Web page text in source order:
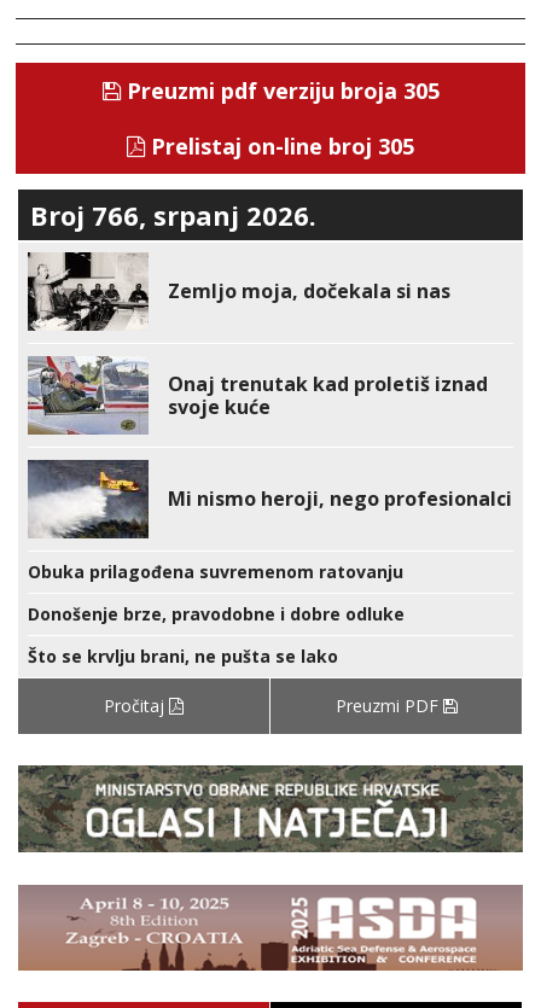
Preuzmi pdf verziju broja 305
Prelistaj on-line broj 305
Broj 766, srpanj 2026.
Zemljo moja, dočekala si nas
Onaj trenutak kad proletiš iznad
svoje kuće
Mi nismo heroji, nego profesionalci
Obuka prilagođena suvremenom ratovanju
Donošenje brze, pravodobne i dobre odluke
Što se krvlju brani, ne pušta se lako
Pročitaj Preuzmi PDF